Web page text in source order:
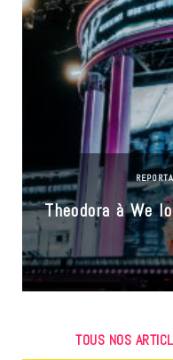
Theodora à We
TOUS NOS